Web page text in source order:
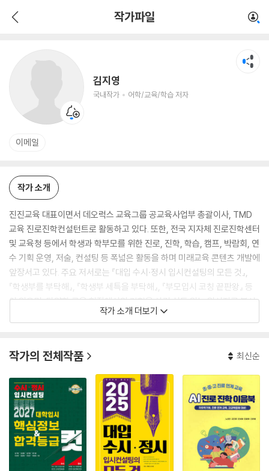
작가파일
김지영
국내작가 어학/교육/학습 저자
어학/교육/학습 저자
이메일
작가 소개
진진교육 대표이면서 데오럭스 교육그룹 공교육사업부 총괄이사, TMD
교육 진로진학컨설턴트로 활동하고 있다. 또한, 전국 지자체 진로진학센터
및 교육청 등에서 학생과 학부모를 위한 진로, 진학, 학습, 캠프, 박람회, 연
수 기획 운영, 저술, 컨설팅 등 폭넓은 활동을 하며 미래교육 콘텐츠 개발에
앞장서고 있다. 주요 저서로는 『대입 수시·정시 입시컨설팅의 모든 것』,
『학생부를 부탁해』, 『학생부 세특을 부탁해』, 『부모입시 코칭 끝판왕』 등
이 있으며, 다양한 교육 현장에서의 경험을 살려 심도 있는 입시자료 분석
작가 소개 더보기
작가의 전체작품 최신순